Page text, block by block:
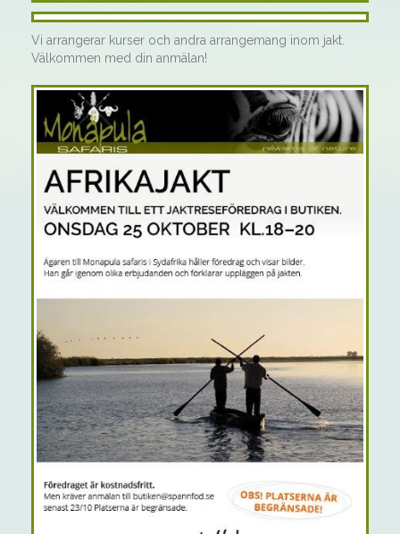
Vi arrangerar kurser och andra arrangemang inom jakt.
Välkommen med din anmälan!